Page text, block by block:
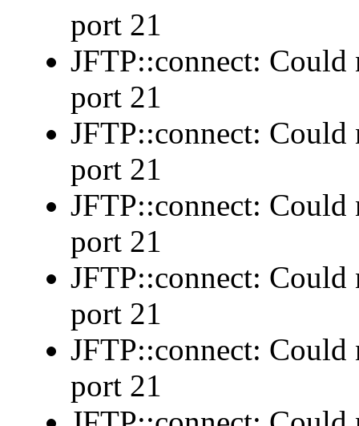
port 21
JFTP::connect:
port 21
JFTP::connect:
port 21
JFTP::connect:
port 21
JFTP::connect:
port 21
JFTP::connect:
port 21